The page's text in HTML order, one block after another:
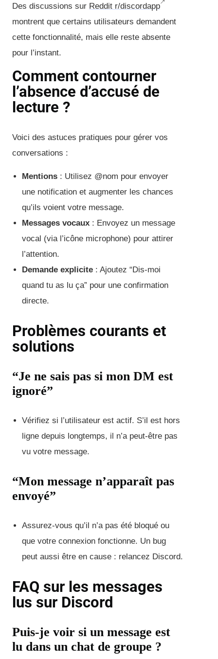
Des discussions sur Reddit r/discordapp
montrent que certains utilisateurs demandent
cette fonctionnalité, mais elle reste absente
pour l’instant.
Comment contourner
l’absence d’accusé de
lecture ?
Voici des astuces pratiques pour gérer vos
conversations :
Mentions : Utilisez @nom pour envoyer
une notification et augmenter les chances
qu’ils voient votre message.
Messages vocaux : Envoyez un message
vocal (via l’icône microphone) pour attirer
l’attention.
Demande explicite : Ajoutez “Dis-moi
quand tu as lu ça” pour une confirmation
directe.
Problèmes courants et
solutions
“Je ne sais pas si mon DM est
ignoré”
Vérifiez si l’utilisateur est actif. S’il est hors
ligne depuis longtemps, il n’a peut-être pas
vu votre message.
“Mon message n’apparaît pas
envoyé”
Assurez-vous qu’il n’a pas été bloqué ou
que votre connexion fonctionne. Un bug
peut aussi être en cause : relancez Discord.
FAQ sur les messages
lus sur Discord
Puis-je voir si un message est
lu dans un chat de groupe ?